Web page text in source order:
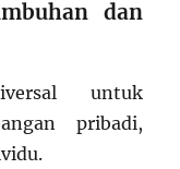
dan
untuk
pribadi,